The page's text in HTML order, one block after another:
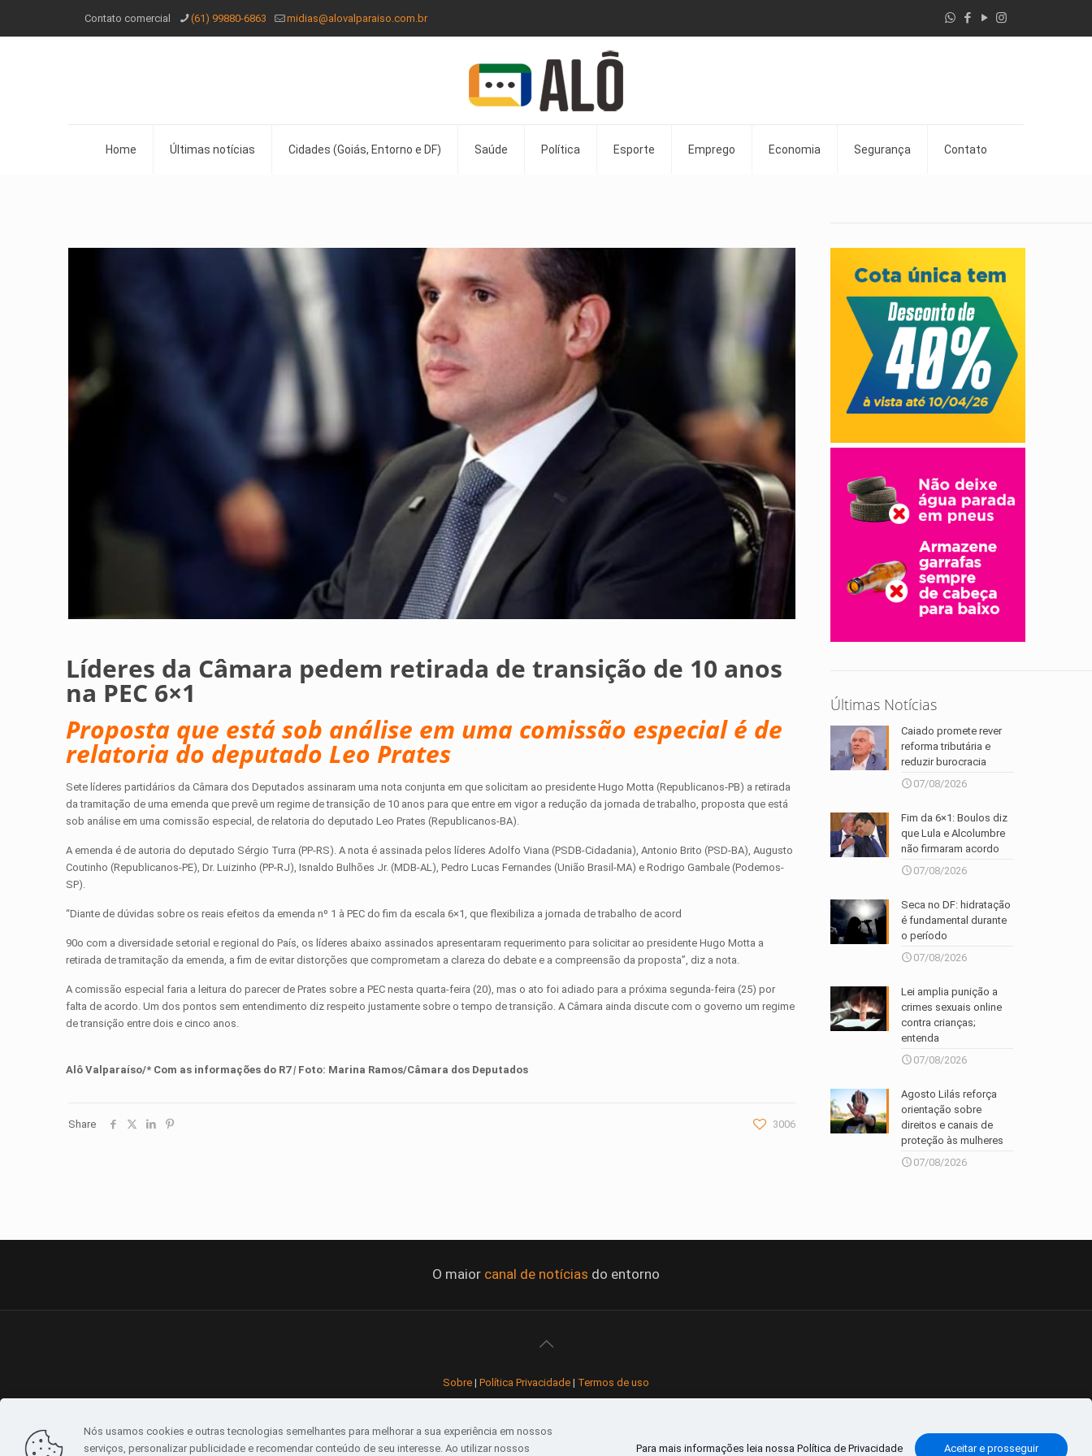
Contato comercial (61) 99880-6863 midias@alovalparaiso.com.br
Home Últimas notícias Cidades (Goiás, Entorno e DF) Saúde Política Esporte Emprego Economia Segurança Contato
Líderes da Câmara pedem retirada de transição de 10 anos
na PEC 6×1
Proposta que está sob análise em uma comissão especial é de
relatoria do deputado Leo Prates
Sete líderes partidários da Câmara dos Deputados assinaram uma nota conjunta em que solicitam ao presidente Hugo Motta (Republicanos-PB) a retirada
da tramitação de uma emenda que prevê um regime de transição de 10 anos para que entre em vigor a redução da jornada de trabalho, proposta que está
sob análise em uma comissão especial, de relatoria do deputado Leo Prates (Republicanos-BA).
A emenda é de autoria do deputado Sérgio Turra (PP-RS). A nota é assinada pelos líderes Adolfo Viana (PSDB-Cidadania), Antonio Brito (PSD-BA), Augusto
Coutinho (Republicanos-PE), Dr. Luizinho (PP-RJ), Isnaldo Bulhões Jr. (MDB-AL), Pedro Lucas Fernandes (União Brasil-MA) e Rodrigo Gambale (Podemos-
SP).
“Diante de dúvidas sobre os reais efeitos da emenda nº 1 à PEC do fim da escala 6×1, que flexibiliza a jornada de trabalho de acord
90o com a diversidade setorial e regional do País, os líderes abaixo assinados apresentaram requerimento para solicitar ao presidente Hugo Motta a
retirada de tramitação da emenda, a fim de evitar distorções que comprometam a clareza do debate e a compreensão da proposta”, diz a nota.
A comissão especial faria a leitura do parecer de Prates sobre a PEC nesta quarta-feira (20), mas o ato foi adiado para a próxima segunda-feira (25) por
falta de acordo. Um dos pontos sem entendimento diz respeito justamente sobre o tempo de transição. A Câmara ainda discute com o governo um regime
de transição entre dois e cinco anos.
Alô Valparaíso/* Com as informações d o R7 | Foto: Marina Ramos/Câmara dos Deputados
Share 3006
Últimas Notícias
Caiado promete rever
reforma tributária e
reduzir burocracia
07/08/2026
Fim da 6×1: Boulos diz
que Lula e Alcolumbre
não firmaram acordo
07/08/2026
Seca no DF: hidratação
é fundamental durante
o período
07/08/2026
Lei amplia punição a
crimes sexuais online
contra crianças;
entenda
07/08/2026
Agosto Lilás reforça
orientação sobre
direitos e canais de
proteção às mulheres
07/08/2026
O maior canal de notícias do entorno
Sobre | Política Privacidade | Termos de uso
Nós usamos cookies e outras tecnologias semelhantes para melhorar a sua experiência em nossos
serviços, personalizar publicidade e recomendar conteúdo de seu interesse. Ao utilizar nossos
Para mais informações leia nossa Política de Privacidade Aceitar e prosseguir